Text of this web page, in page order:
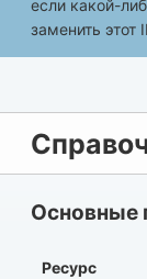
если какой-
заменить этот
Основные
Ресурс